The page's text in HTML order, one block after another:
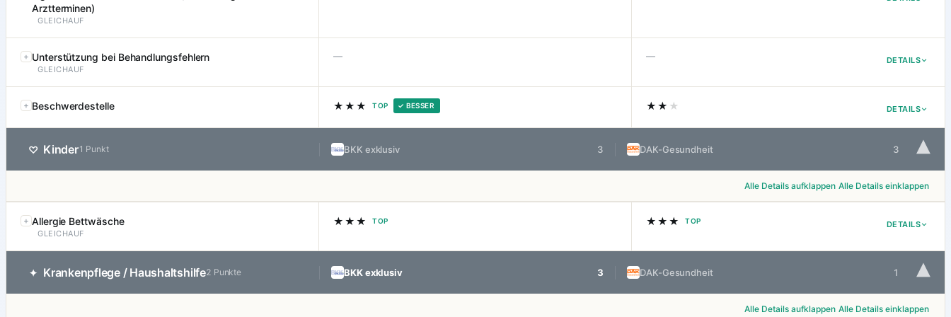
Arztterminen)
GLEICHAUF
DETAILS
Unterstützung bei Behandlungsfehlern
GLEICHAUF
— —
DETAILS
Beschwerdestelle ★★★ TOP ✓ BESSER ★★ ★
♡ Kinder1 Punkt BKK exklusiv 3 DAK-Gesundheit 3 ▾
Alle Details aufklappen Alle Details einklappen
DETAILS
Allergie Bettwäsche
GLEICHAUF
★★★ TOP ★★★ TOP
✦ Krankenpflege / Haushaltshilfe2 Punkte BKK exklusiv 3 DAK-Gesundheit 1 ▾
Alle Details aufklappen Alle Details einklappen